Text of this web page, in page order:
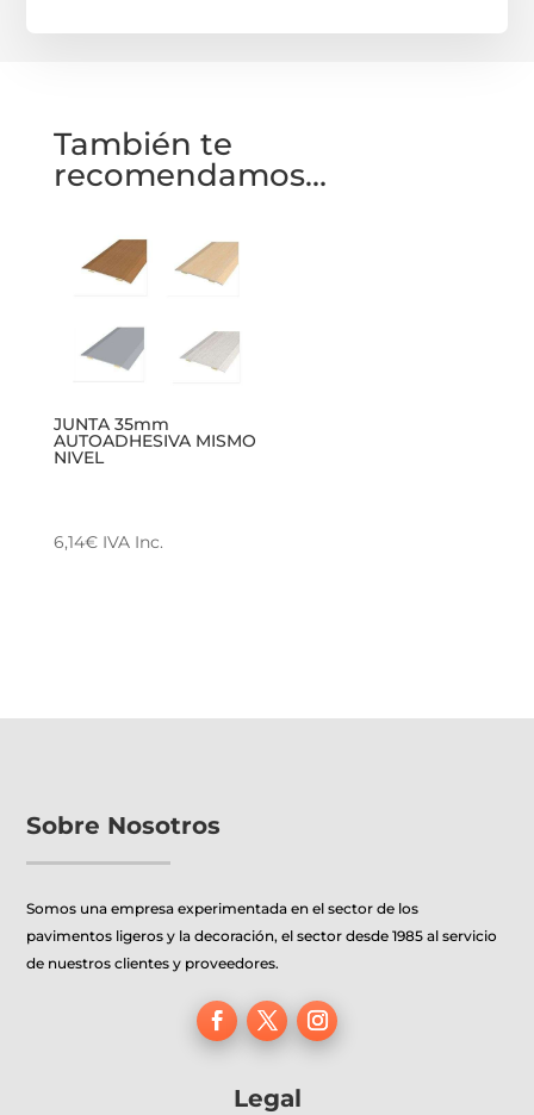
También te
recomendamos…
JUNTA 35mm
AUTOADHESIVA MISMO
NIVEL
6,14€ IVA Inc.
pueden
la
página
de
Sobre Nosotros
Somos una empresa experimentada en el sector de los
pavimentos ligeros y la decoración, el sector desde 1985 al servicio
de nuestros clientes y proveedores.
Legal